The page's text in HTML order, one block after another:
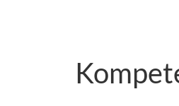
Övriga kliniska